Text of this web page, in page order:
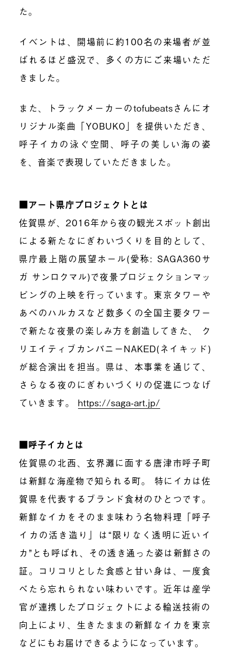
た。
イベントは、開場前に約100名の来場者が並
ばれるほど盛況で、多くの方にご来場いただ
きました。
また、トラックメーカーのtofubeatsさんにオ
リジナル楽曲「YOBUKO」を提供いただき、
呼子イカの泳ぐ空間、呼子の美しい海の姿
を、音楽で表現していただきました。
■アート県庁プロジェクトとは
佐賀県が、2016年から夜の観光スポット創出
による新たなにぎわいづくりを目的として、
県庁最上階の展望ホール(愛称: SAGA360サ
ガ サンロクマル)で夜景プロジェクションマッ
ピングの上映を行っています。東京タワーや
あべのハルカスなど数多くの全国主要タワー
で新たな夜景の楽しみ方を創造してきた、 ク
リエイティブカンパニーNAKED(ネイキッド)
が総合演出を担当。県は、本事業を通じて、
さらなる夜のにぎわいづくりの促進につなげ
ていきます。https://saga-art.jp/
■呼子イカとは
佐賀県の北西、玄界灘に面する唐津市呼子町
は新鮮な海産物で知られる町。 特にイカは佐
賀県を代表するブランド食材のひとつです。
新鮮なイカをそのまま味わう名物料理「呼子
イカの活き造り」は“限りなく透明に近いイ
カ”とも呼ばれ、その透き通った姿は新鮮さの
証。コリコリとした食感と甘い身は、一度食
べたら忘れられない味わいです。近年は産学
官が連携したプロジェクトによる輸送技術の
向上により、生きたままの新鮮なイカを東京
などにもお届けできるようになっています。